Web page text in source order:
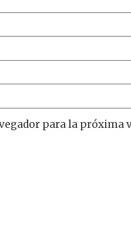
para la próxima